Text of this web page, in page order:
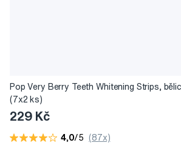
Pop Very Berry Teeth Whitening Strips,
(7x2 ks)
229 Kč
4,0/5 (87x)